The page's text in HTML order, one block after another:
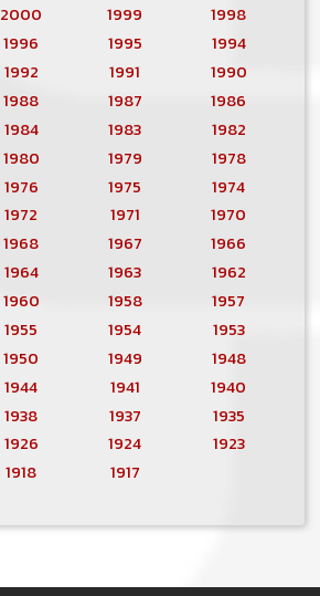
2000 1999
1998
1996 1995
1994
1992 1991
1990
1988 1987
1986
1984 1983
1982
1980 1979
1978
1976 1975
1974
1972 1971
1970
1968 1967
1966
1964 1963
1962
1960 1958
1957
1955 1954
1953
1950 1949
1948
1944 1941
1940
1938 1937
1935
1926 1924
1923
1918 1917